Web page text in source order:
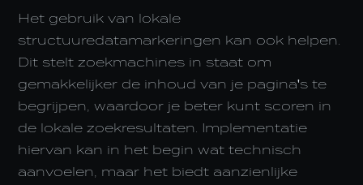
Het gebruik van lokale
structuuredatamarkeringen kan ook helpen.
Dit stelt zoekmachines in staat om
gemakkelijker de inhoud van je pagina's te
begrijpen, waardoor je beter kunt scoren in
de lokale zoekresultaten. Implementatie
hiervan kan in het begin wat technisch
aanvoelen, maar het biedt aanzienlijke